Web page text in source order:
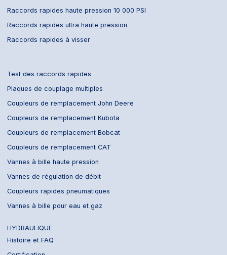
Raccords rapides haute pression 10 000 PSI
Raccords rapides ultra haute pression
Raccords rapides à visser
Test des raccords rapides
Plaques de couplage multiples
Coupleurs de remplacement John Deere
Coupleurs de remplacement Kubota
Coupleurs de remplacement Bobcat
Coupleurs de remplacement CAT
Vannes à bille haute pression
Vannes de régulation de débit
Coupleurs rapides pneumatiques
Vannes à bille pour eau et gaz
HYDRAULIQUE
Histoire et FAQ